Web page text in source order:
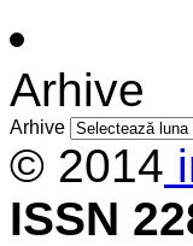
Arhive
Arhive
© 2014
ISSN